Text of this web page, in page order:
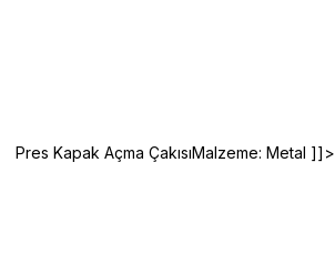
Pres Kapak Açma ÇakısıMalzeme: Metal ]]>